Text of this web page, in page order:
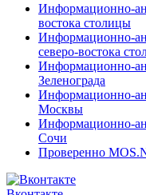
Информационно-
востока столицы
Информационно-
северо-востока
Информационно-
Зеленограда
Информационно-
Москвы
Информационно-
Сочи
Проверенно